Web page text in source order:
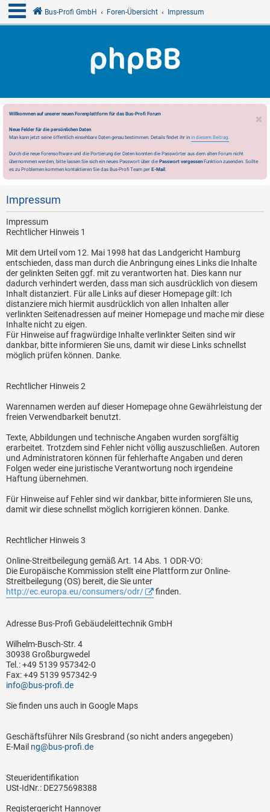
Bus-Profi GmbH Foren-Übersicht Impressum
Willkommen auf unserer neuen Forenplattform für das Bus-Profi Forum
Neue Felder für die persönlichen Daten
Man kann jetzt seine öffentlich einsehbare Daten genau bestimmen. Details findet ihr in in diesem Beitrag.
Durch die neue Forensoftware und die Portierung der Daten konnten die Passwörter aus dem alten Forum nicht
übernommen werden, bitte lassen Sie sich ein neues Passwort über die Passwort vergessen Funktion zusenden. Sollte
es zu Problemen kommen kontaktieren Sie das Bus-Profi Team per E-Mail.
Impressum
Impressum
Rechtlicher Hinweis 1
Mit dem Urteil vom 12. Mai 1998 hat das Landgericht Hamburg
entschieden, dass man durch die Anbringung eines Links die Inhalte
der gelinkten Seiten ggf. mit zu verantworten hat. Dies kann nur
dadurch verhindert werden, dass man sich ausdrücklich von diesem
Inhalt distanziert. Für alle Links auf dieser Homepage gilt: Ich
distanziere mich hiermit ausdrücklich von allen Inhalten aller
verlinkten Seitenadressen auf meiner Homepage und mache mir diese
Inhalte nicht zu eigen.
Für Hinweise auf fragwürdige Inhalte verlinkter Seiten sind wir
dankbar, bitte informieren Sie uns, damit wir diese Links schnellst
möglich prüfen können. Danke.
Rechtlicher Hinweis 2
Warennamen werden auf dieser Homepage ohne Gewährleistung der
freien Verwendbarkeit benutzt.
Texte, Abbildungen und technische Angaben wurden sorgfältig
erarbeitet. Trotzdem sind Fehler nicht völlig auszuschließen. Autoren
und Administratoren können für fehlerhafte Angaben und deren
Folgen weder eine juristische Verantwortung noch irgendeine
Haftung übernehmen.
Für Hinweise auf Fehler sind wir dankbar, bitte informieren SIe uns,
damit wir diese schnellst möglich korrigieren können. Danke.
Rechtlicher Hinweis 3
Online-Streitbeilegung gemäß Art. 14 Abs. 1 ODR-VO:
Die Europäische Kommission stellt eine Plattform zur Online-
Streitbeilegung (OS) bereit, die Sie unter
http://ec.europa.eu/consumers/odr/
finden.
Adresse Bus-Profi Gebäudeleittechnik GmbH
Wilhelm-Busch-Str. 4
30938 Großburgwedel
Tel.: +49 5139 957342-0
Fax: +49 5139 957342-9
info@bus-profi.de
Sie finden uns auch in Google Maps
Geschäftsführer Nils Gresbrand (so nicht anders angegeben)
E-Mail ng@bus-profi.de
Steueridentifikation
USt-IdNr.: DE275698388
Registergericht Hannover